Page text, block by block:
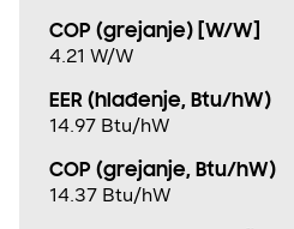
COP (grejanje) [W/W]
4.21 W/W
EER (hlađenje, Btu/hW)
14.97 Btu/hW
COP (grejanje, Btu/hW)
14.37 Btu/hW